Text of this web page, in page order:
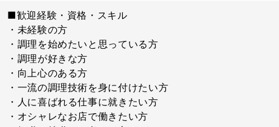
■歓迎経験・資格・スキル
・未経験の方
・調理を始めたいと思っている方
・調理が好きな方
・向上心のある方
・一流の調理技術を身に付けたい方
・人に喜ばれる仕事に就きたい方
・オシャレなお店で働きたい方